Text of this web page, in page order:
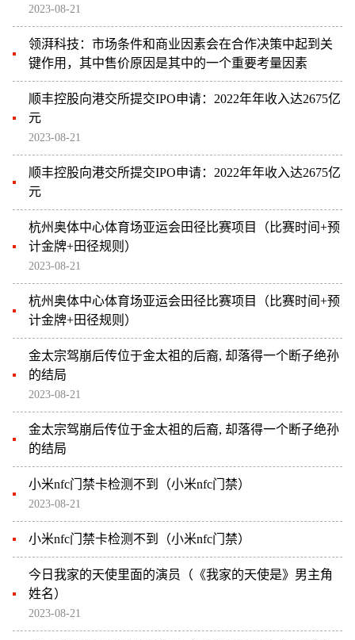
2023-08-21
领湃科技：市场条件和商业因素会在合作决策中起到关
键作用，其中售价原因是其中的一个重要考量因素
顺丰控股向港交所提交IPO申请：2022年年收入达2675亿
元
2023-08-21
顺丰控股向港交所提交IPO申请：2022年年收入达2675亿
元
杭州奥体中心体育场亚运会田径比赛项目（比赛时间+预
计金牌+田径规则）
2023-08-21
杭州奥体中心体育场亚运会田径比赛项目（比赛时间+预
计金牌+田径规则）
金太宗驾崩后传位于金太祖的后裔, 却落得一个断子绝孙
的结局
2023-08-21
金太宗驾崩后传位于金太祖的后裔, 却落得一个断子绝孙
的结局
小米nfc门禁卡检测不到（小米nfc门禁）
2023-08-21
小米nfc门禁卡检测不到（小米nfc门禁）
今日我家的天使里面的演员（《我家的天使是》男主角
姓名）
2023-08-21